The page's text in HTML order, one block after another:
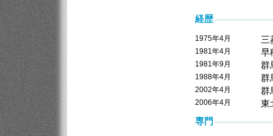
経歴
1975年4月 三
1981年4月 早
1981年9月 群
1988年4月 群
2002年4月 群
2006年4月
東
専門